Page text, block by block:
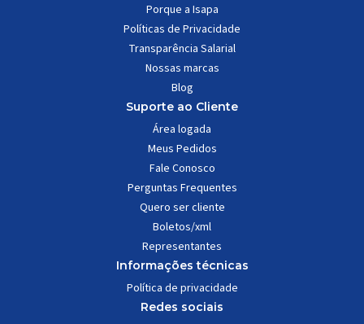
Porque a Isapa
Políticas de Privacidade
Transparência Salarial
Nossas marcas
Blog
Suporte ao Cliente
Área logada
Meus Pedidos
Fale Conosco
Perguntas Frequentes
Quero ser cliente
Boletos/xml
Representantes
Informações técnicas
Política de privacidade
Redes sociais